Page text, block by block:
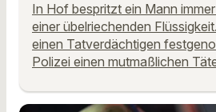
In Hof bespritzt ein Mann
einer übelriechenden
einen Tatverdächtigen
Polizei einen mutmaßlichen